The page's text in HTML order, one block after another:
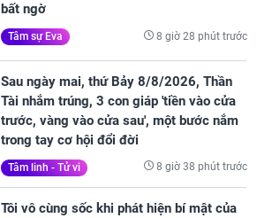
bất ngờ
Tâm sự Eva 8 giờ 28 phút trước
Sau ngày mai, thứ Bảy 8/8/2026, Thần
Tài nhắm trúng, 3 con giáp 'tiền vào cửa
trước, vàng vào cửa sau', một bước nắm
trong tay cơ hội đổi đời
Tâm linh - Tử vi 8 giờ 38 phút trước
Tôi vô cùng sốc khi phát hiện bí mật của